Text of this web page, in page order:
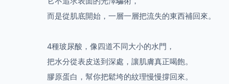
而是從肌底開始，一層一層把流失的東西補回來。
4種玻尿酸，像四道不同大小的水門，
把水分從表皮送到深處，讓肌膚真正喝飽。
膠原蛋白，幫你把鬆垮的紋理慢慢撐回來。